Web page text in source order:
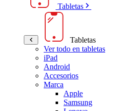
Tabletas
Tabletas
Ver todo en tabletas
iPad
Android
Accesorios
Marca
Apple
Samsung